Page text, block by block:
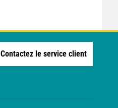
Contactez le service client